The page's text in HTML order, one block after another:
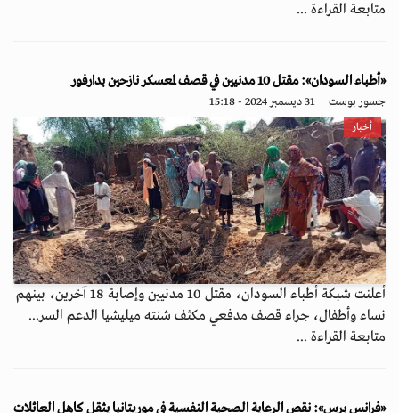
متابعة القراءة ...
«أطباء السودان»: مقتل 10 مدنيين في قصف لمعسكر نازحين بدارفور
جسور بوست 31 ديسمبر 2024 - 15:18
أخبار
أعلنت شبكة أطباء السودان، مقتل 10 مدنيين وإصابة 18 آخرين، بينهم
نساء وأطفال، جراء قصف مدفعي مكثف شنته ميليشيا الدعم السر...
متابعة القراءة ...
«فرانس برس»: نقص الرعاية الصحية النفسية في موريتانيا يثقل كاهل العائلات